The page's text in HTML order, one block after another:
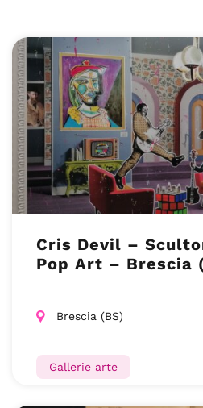
Cris Devil –
Pop Art – Brescia
Brescia (BS)
Gallerie arte